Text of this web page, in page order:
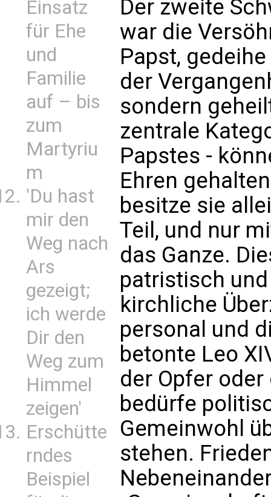
Einsatz
für Ehe
und
Familie
auf – bis
zum
Martyriu
m
'Du hast
mir den
Weg nach
Ars
gezeigt;
ich werde
Dir den
Weg zum
Himmel
zeigen'
Erschütte
rndes
Beispiel
Der zweite
war die
Papst,
der
sondern
zentrale
Papstes -
Ehren
besitze sie
Teil, und nur
das Ganze.
patristisch
kirchliche
personal und
betonte Leo
der Opfer
bedürfe
Gemeinwohl
stehen.